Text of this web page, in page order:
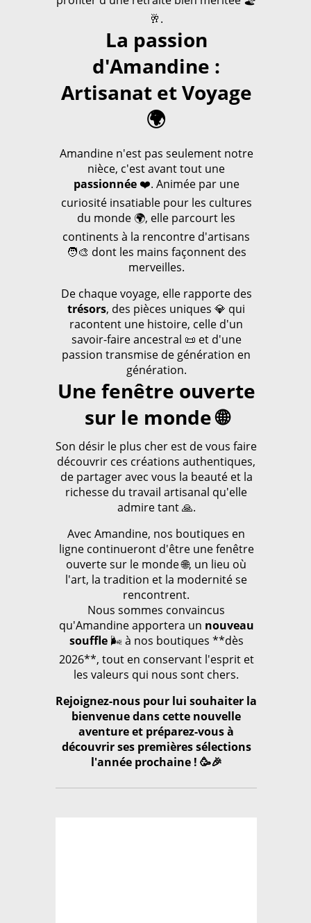
🥂.
La passion
d'Amandine :
Artisanat et Voyage
🌍
Amandine n'est pas seulement notre
nièce, c'est avant tout une
passionnée❤️. Animée par une
curiosité insatiable pour les cultures
du monde 🌍, elle parcourt les
continents à la rencontre d'artisans
🧑‍🎨 dont les mains façonnent des
merveilles.
De chaque voyage, elle rapporte des
trésors, des pièces uniques 💎 qui
racontent une histoire, celle d'un
savoir-faire ancestral 📜 et d'une
passion transmise de génération en
génération.
Une fenêtre ouverte
sur le monde 🌐
Son désir le plus cher est de vous faire
découvrir ces créations authentiques,
de partager avec vous la beauté et la
richesse du travail artisanal qu'elle
admire tant 🙏.
Avec Amandine, nos boutiques en
ligne continueront d'être une fenêtre
ouverte sur le monde 🌐, un lieu où
l'art, la tradition et la modernité se
rencontrent.
Nous sommes convaincus
qu'Amandine apportera un nouveau
souffle🌬️ à nos boutiques **dès
2026**, tout en conservant l'esprit et
les valeurs qui nous sont chers.
Rejoignez-nous pour lui souhaiter la
bienvenue dans cette nouvelle
aventure et préparez-vous à
découvrir ses premières sélections
l'année prochaine ! 🥳🎉